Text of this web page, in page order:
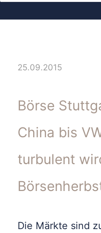
25.09.2015
Börse
China bis
turbulent
Die Märkte sind